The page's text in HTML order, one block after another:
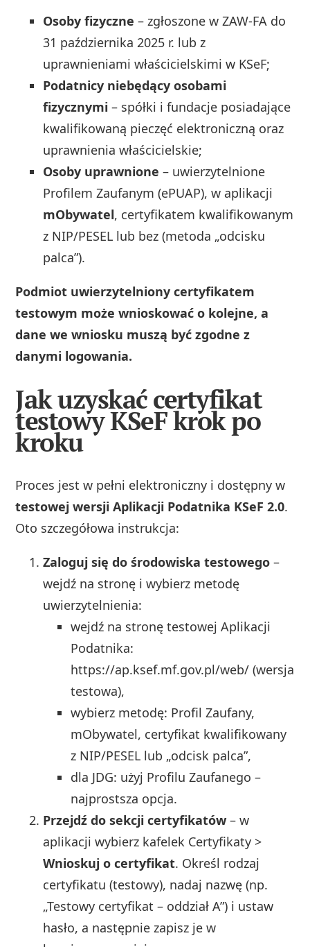
Osoby fizyczne – zgłoszone w ZAW-FA do
31 października 2025 r. lub z
uprawnieniami właścicielskimi w KSeF;
Podatnicy niebędący osobami
fizycznymi – spółki i fundacje posiadające
kwalifikowaną pieczęć elektroniczną oraz
uprawnienia właścicielskie;
Osoby uprawnione – uwierzytelnione
Profilem Zaufanym (ePUAP), w aplikacji
mObywatel, certyfikatem kwalifikowanym
z NIP/PESEL lub bez (metoda „odcisku
palca”).
Podmiot uwierzytelniony certyfikatem
testowym może wnioskować o kolejne, a
dane we wniosku muszą być zgodne z
danymi logowania.
Jak uzyskać certyfikat
testowy KSeF krok po
kroku
Proces jest w pełni elektroniczny i dostępny w
testowej wersji Aplikacji Podatnika KSeF 2.0.
Oto szczegółowa instrukcja:
Zaloguj się do środowiska testowego –
wejdź na stronę i wybierz metodę
uwierzytelnienia:
wejdź na stronę testowej Aplikacji
Podatnika:
https://ap.ksef.mf.gov.pl/web/ (wersja
testowa),
wybierz metodę: Profil Zaufany,
mObywatel, certyfikat kwalifikowany
z NIP/PESEL lub „odcisk palca”,
dla JDG: użyj Profilu Zaufanego –
najprostsza opcja.
Przejdź do sekcji certyfikatów – w
aplikacji wybierz kafelek Certyfikaty >
Wnioskuj o certyfikat. Określ rodzaj
certyfikatu (testowy), nadaj nazwę (np.
„Testowy certyfikat – oddział A”) i ustaw
hasło, a następnie zapisz je w